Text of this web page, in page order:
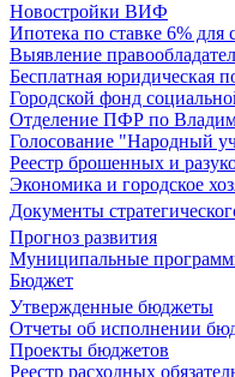
Новостройки ВИФ
Ипотека по ставке 6%
Выявление
Бесплатная юридическая
Городской фонд
Отделение ПФР по
Голосование "Народный
Реестр брошенных и
Экономика и городское
Документы
Прогноз развития
Муниципальные
Бюджет
Утвержденные бюджеты
Отчеты об исполнении
Проекты бюджетов
Реестр расходных